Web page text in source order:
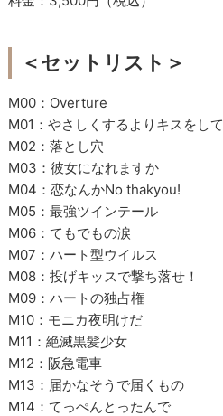
＜セットリスト＞
M00：Overture
M01：やさしくするよりキスをして
M02：落とし穴
M03：彼女になれますか
M04：恋なんかNo thakyou!
M05：最強ツインテール
M06：てもでもの涙
M07：ハート型ウイルス
M08：投げキッスで撃ち落せ！
M09：ハートの独占権
M10：モニカ夜明けだ
M11：絶滅黒髪少女
M12：阪急電車
M13：届かなそうで届くもの
M14：てっぺんとったんで